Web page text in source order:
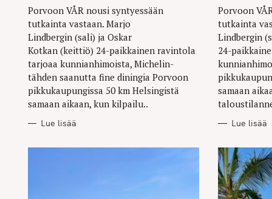
O
R
I
S
Porvoon VÅR nousi syntyessään
tutkainta vastaan. Marjo
Lindbergin (sali) ja Oskar
Kotkan (keittiö) 24-paikkainen ravintola
tarjoaa kunnianhimoista, Michelin-
tähden saanutta fine diningia Porvoon
pikkukaupungissa 50 km Helsingistä
samaan aikaan, kun kilpailu..
Lue lisää
O
R
I
S
Porvoon
tutkainta
Lindbergin
24-
samaan
Lue lisää